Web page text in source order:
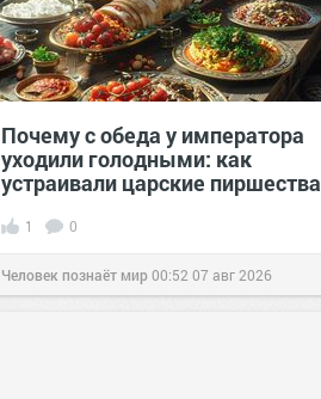
Почему с обеда у императора
уходили голодными: как
устраивали царские пиршества
1 0
Человек познаёт мир00:52 07 авг 2026